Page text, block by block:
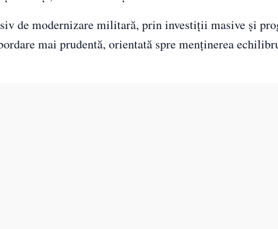
de modernizare militară, prin investiții masive și
mai prudentă, orientată spre menținerea